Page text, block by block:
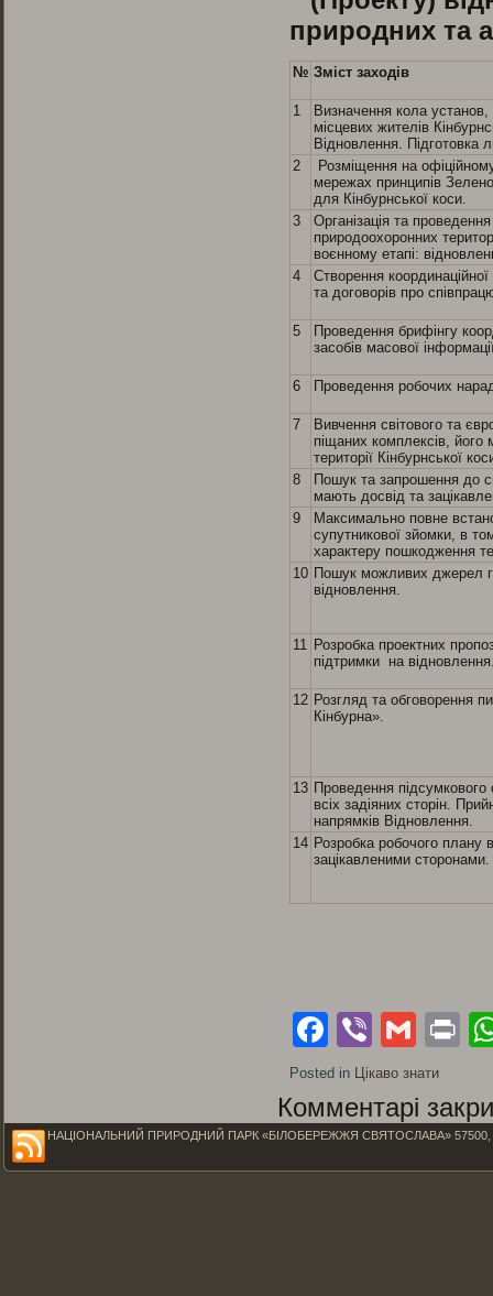
природних та
№ Зміст заходів
1
Визначення кола
місцевих жителів
Відновлення. Підготовка
2
Розміщення на
мережах принципів
для Кінбурнської коси.
3
Організація та
природоохоронних
воєнному етапі:
4
Створення
та договорів про
5
Проведення брифінгу
засобів масової
6 Проведення робочих
7
Вивчення світового та
піщаних комплексів,
території Кінбурнської
8
Пошук та запрошення до
мають досвід та
9
Максимально повне
супутникової зйомки, в
характеру пошкодження
10 Пошук можливих джерел
відновлення.
11
Розробка проектних
підтримки на
12 Розгляд та обговорення
Кінбурна».
13 Проведення підсумкового
всіх задіяних сторін.
напрямків Відновлення.
14 Розробка робочого плану
зацікавленими сторонами.
Facebook
Viber
Posted in Цікаво знати
Комментарі
НАЦІОНАЛЬНИЙ ПРИРОДНИЙ ПАРК «БІЛОБЕРЕЖЖЯ СВЯТОСЛАВА» 57500,